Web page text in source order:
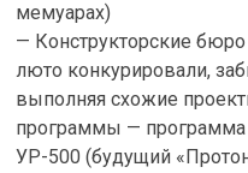
мемуарах)
— Конструкторские
люто конкурировали,
выполняя схожие
программы — программа
УР-500 (будущий